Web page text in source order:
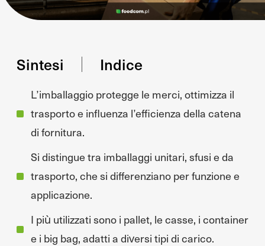
Sintesi Indice
L’imballaggio protegge le merci, ottimizza il
trasporto e influenza l’efficienza della catena
di fornitura.
Si distingue tra imballaggi unitari, sfusi e da
trasporto, che si differenziano per funzione e
applicazione.
I più utilizzati sono i pallet, le casse, i container
e i big bag, adatti a diversi tipi di carico.